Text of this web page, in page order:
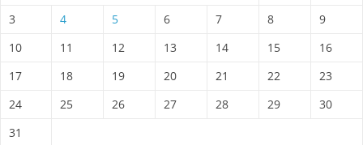
3
4 5 6 7 8
9
10
11 12 13 14 15
16
17
18 19 20 21 22
23
24
25 26 27 28 29
30
31